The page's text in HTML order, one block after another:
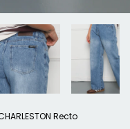
Recto